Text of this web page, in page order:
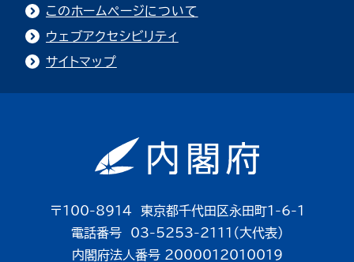
このホームページについて
ウェブアクセシビリティ
サイトマップ
〒100-8914 東京都千代田区永田町1-6-1
電話番号 03-5253-2111（大代表）
内閣府法人番号 2000012010019